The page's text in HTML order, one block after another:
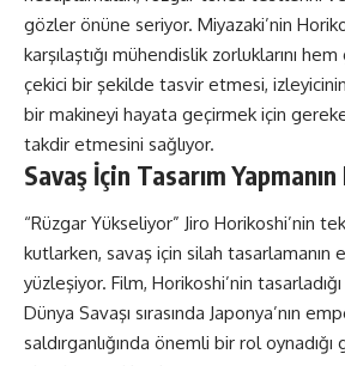
gözler önüne seriyor. Miyazaki’nin
karşılaştığı mühendislik zorluklarını
çekici bir şekilde tasvir etmesi,
bir makineyi hayata geçirmek için
takdir etmesini sağlıyor.
Savaş İçin Tasarım
“Rüzgar Yükseliyor” Jiro Horikoshi’nin
kutlarken, savaş için silah tasarlamanın
yüzleşiyor. Film, Horikoshi’nin
Dünya Savaşı sırasında Japonya’nın
saldırganlığında önemli bir rol